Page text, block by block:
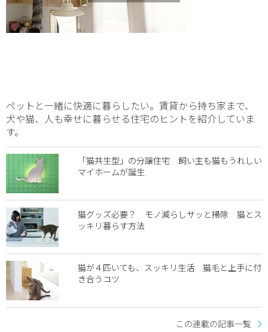
ペットと一緒に快適に暮らしたい。賃貸から持ち家まで、
犬や猫、人も幸せに暮らせる住宅のヒントを紹介していま
す。
「猫共生型」の分譲住宅 飼い主も猫もうれしい
マイホームが誕生
猫グッズ必要？ モノ減らしサッと掃除 猫とス
ッキリ暮らす方法
猫が４匹いても、スッキリ生活 猫毛と上手に付
き合うコツ
この連載の記事一覧